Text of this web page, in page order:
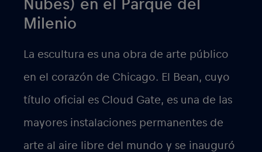
Nubes) en el Parque del
Milenio
La escultura es una obra de arte público
en el corazón de Chicago. El Bean, cuyo
título oficial es Cloud Gate, es una de las
mayores instalaciones permanentes de
arte al aire libre del mundo y se inauguró